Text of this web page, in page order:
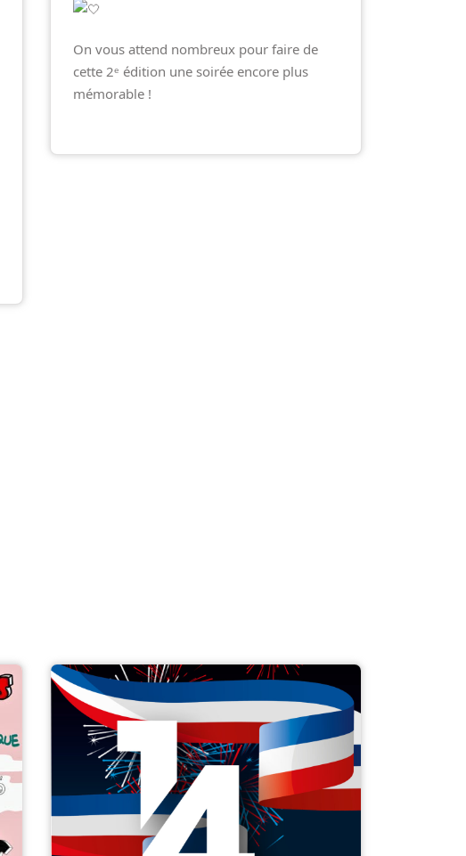
On vous attend nombreux pour faire de
cette 2ᵉ édition une soirée encore plus
mémorable !